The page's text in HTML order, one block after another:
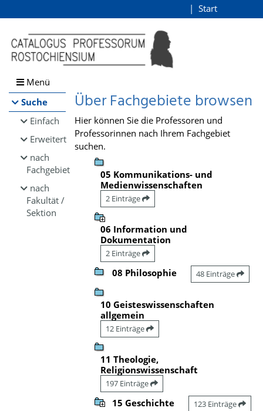
Browsen
direkt zum Inhalt
Start
Menü
Suche
Einfach
Erweitert
nach
Fachgebiet
nach
Fakultät /
Sektion
Über Fachgebiete browsen
Hier können Sie die Professoren und
Professorinnen nach Ihrem Fachgebiet
suchen.
05 Kommunikations- und
Medienwissenschaften
2 Einträge
06 Information und
Dokumentation
2 Einträge
08 Philosophie 48 Einträge
10 Geisteswissenschaften
allgemein
12 Einträge
11 Theologie,
Religionswissenschaft
197 Einträge
15 Geschichte 123 Einträge